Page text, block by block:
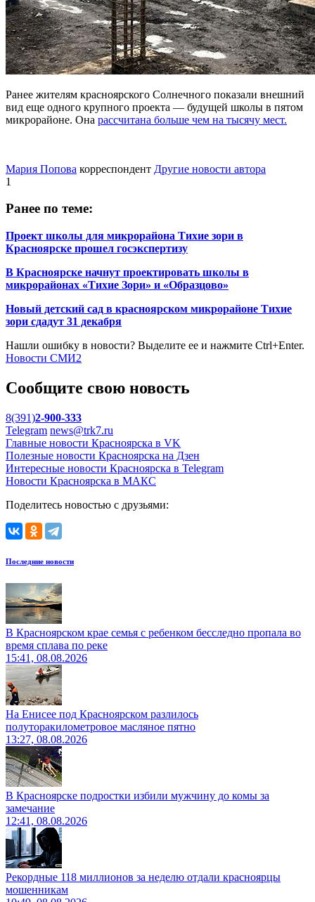
Ранее жителям красноярского Солнечного показали внешний
вид еще одного крупного проекта — будущей школы в пятом
микрорайоне. Она рассчитана больше чем на тысячу мест.
Мария Попова корреспондент Другие новости автора
1
Ранее по теме:
Проект школы для микрорайона Тихие зори в
Красноярске прошел госэкспертизу
В Красноярске начнут проектировать школы в
микрорайонах «Тихие Зори» и «Образцово»
Новый детский сад в красноярском микрорайоне Тихие
зори сдадут 31 декабря
Нашли ошибку в новости? Выделите ее и нажмите Ctrl+Enter.
Новости СМИ2
Сообщите свою новость
8(391)2-900-333
Telegram news@trk7.ru
Главные новости Красноярска в VK
Полезные новости Красноярска на Дзен
Интересные новости Красноярска в Telegram
Новости Красноярска в МАКС
Поделитесь новостью с друзьями:
Последние новости
В Красноярском крае семья с ребенком бесследно пропала во
время сплава по реке
15:41, 08.08.2026
На Енисее под Красноярском разлилось
полуторакилометровое масляное пятно
13:27, 08.08.2026
В Красноярске подростки избили мужчину до комы за
замечание
12:41, 08.08.2026
Рекордные 118 миллионов за неделю отдали красноярцы
мошенникам